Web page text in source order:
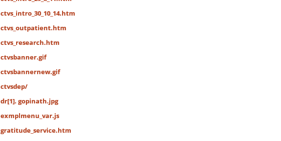
ctvs_intro_30_10_14.htm
ctvs_outpatient.htm
ctvs_research.htm
ctvsbanner.gif
ctvsbannernew.gif
ctvsdep/
dr[1]. gopinath.jpg
exmplmenu_var.js
gratitude_service.htm